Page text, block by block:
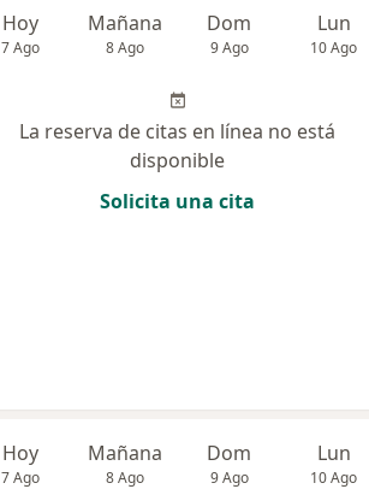
Hoy
7 Ago
Mañana
8 Ago
Dom
9 Ago
Lun
10 Ago
La reserva de citas en línea no está
disponible
Solicita una cita
Hoy
7 Ago
Mañana
8 Ago
Dom
9 Ago
Lun
10 Ago